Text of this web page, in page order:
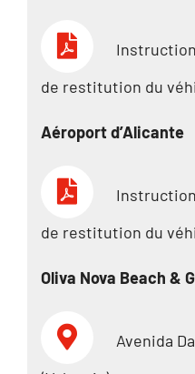
de restitution du
Aéroport d’Alicante
de restitution du
Oliva Nova Beach &
Avenida